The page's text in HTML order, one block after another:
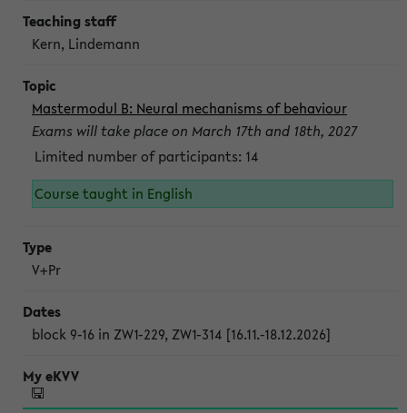
Kern, Lindemann
Mastermodul B: Neural mechanisms of behaviour
Exams will take place on March 17th and 18th, 2027
Limited number of participants: 14
Course taught in English
V+Pr
block 9-16 in ZW1-229, ZW1-314 [16.11.-18.12.2026]